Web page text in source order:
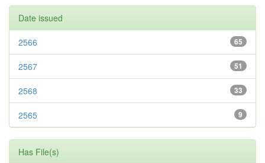
Date issued
65
2566
51
2567
33
2568
9
2565
Has File(s)